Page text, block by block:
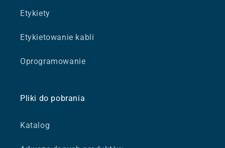
Etykiety
Etykietowanie kabli
Oprogramowanie
Pliki do pobrania
Katalog